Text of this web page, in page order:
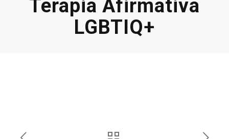
Terapia Afirmativa
LGBTIQ+